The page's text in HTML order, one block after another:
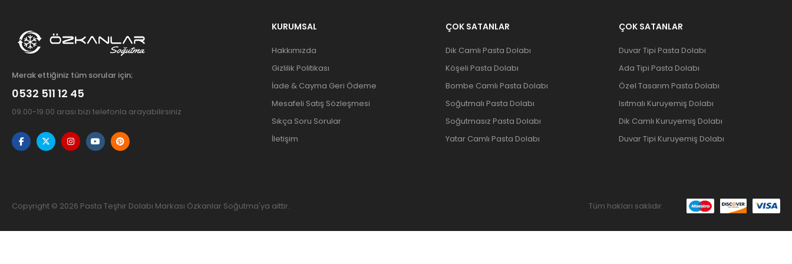
Merak ettiğiniz tüm sorular için;
0532 511 12 45
09.00-19.00 arası bizi telefonla arayabilirsiniz
KURUMSAL
Hakkımızda
Gizlilik Politikası
İade & Cayma Geri Ödeme
Mesafeli Satış Sözleşmesi
Sıkça Soru Sorular
İletişim
ÇOK SATANLAR
Dik Camlı Pasta Dolabı
Köşeli Pasta Dolabı
Bombe Camlı Pasta Dolabı
Soğutmalı Pasta Dolabı
Soğutmasız Pasta Dolabı
Yatar Camlı Pasta Dolabı
ÇOK SATANLAR
Duvar Tipi Pasta Dolabı
Ada Tipi Pasta Dolabı
Özel Tasarım Pasta Dolabı
Isıtmalı Kuruyemiş Dolabı
Dik Camlı Kuruyemiş Dolabı
Duvar Tipi Kuruyemiş Dolabı
Copyright © 2026 Pasta Teşhir Dolabı Markası Özkanlar Soğutma'ya aittir. Tüm hakları saklıdır.